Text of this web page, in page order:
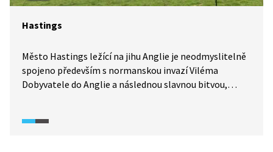
Hastings
Město Hastings ležící na jihu Anglie je neodmyslitelně
spojeno především s normanskou invazí Viléma
Dobyvatele do Anglie a následnou slavnou bitvou,
a připomeneme si jeho slavnou historii